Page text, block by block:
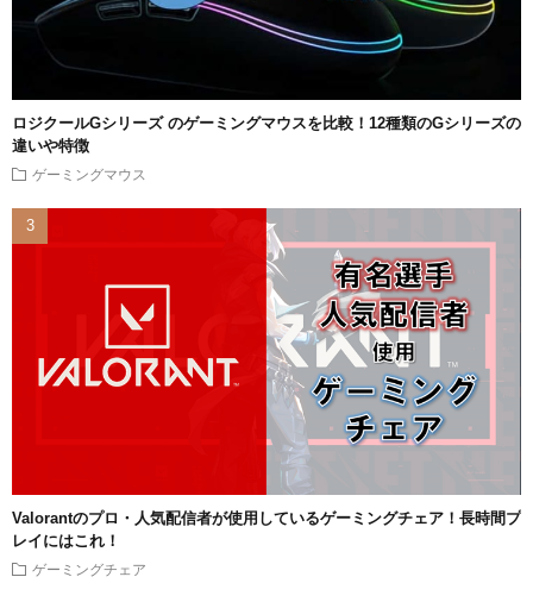
ロジクールGシリーズ のゲーミングマウスを比較！12種類のGシリーズの
違いや特徴
ゲーミングマウス
Valorantのプロ・人気配信者が使用しているゲーミングチェア！長時間プ
レイにはこれ！
ゲーミングチェア